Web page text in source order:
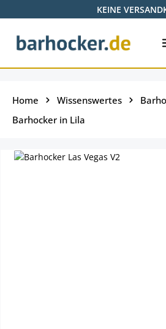
Zum Hauptinhalt springen
KEINE
Home Wissenswertes
Barhocker in Lila